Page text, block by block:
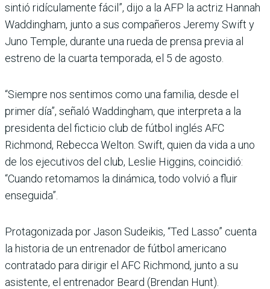
sintió ridículamente fácil”, dijo a la AFP la actriz Hannah
Waddingham, junto a sus compañeros Jeremy Swift y
Juno Temple, durante una rueda de prensa previa al
estreno de la cuarta temporada, el 5 de agosto.
“Siempre nos sentimos como una familia, desde el
primer día”, señaló Waddingham, que interpreta a la
presidenta del ficticio club de fútbol inglés AFC
Richmond, Rebecca Welton. Swift, quien da vida a uno
de los ejecutivos del club, Leslie Higgins, coincidió:
“Cuando retomamos la dinámica, todo volvió a fluir
enseguida”.
Protagonizada por Jason Sudeikis, “Ted Lasso” cuenta
la historia de un entrenador de fútbol americano
contratado para dirigir el AFC Richmond, junto a su
asistente, el entrenador Beard (Brendan Hunt).